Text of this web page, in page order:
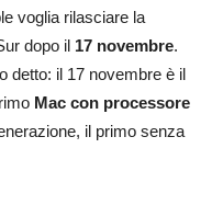
voglia rilasciare la
dopo il 17 novembre.
detto: il 17 novembre è il
Mac con processore
il primo senza